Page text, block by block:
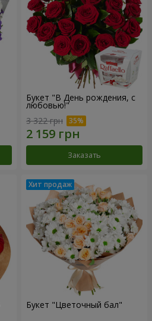
Букет "В День рождения, с
любовью!"
3 322 грн
Заказать
Букет "Цветочный бал"